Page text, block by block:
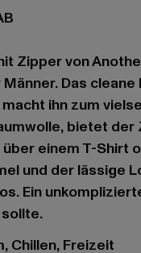
Zipper von
Das
ihn zum
bietet der
einem T-Shirt
und der lässige
Ein
Chillen, Freizeit